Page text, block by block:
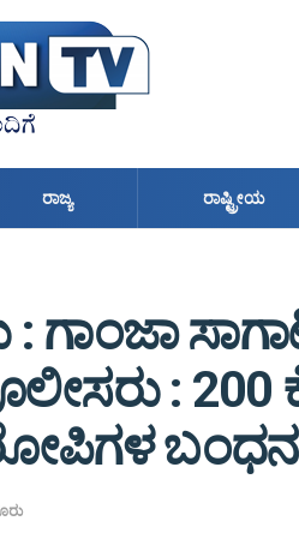
ರಾಜ್ಯ ರಾಷ್ಟ್ರೀಯ
ಗಾಂಜಾ
: 200
ಬಂಧನ